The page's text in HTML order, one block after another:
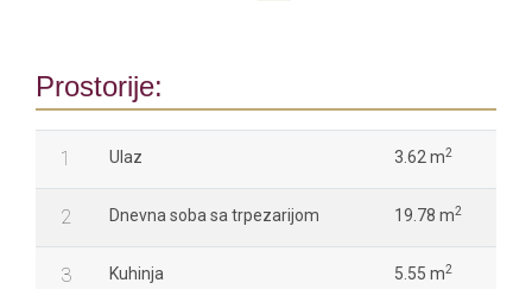
Prostorije:
1 Ulaz 3.62 m2
2 Dnevna soba sa trpezarijom 19.78 m2
3 Kuhinja 5.55 m2